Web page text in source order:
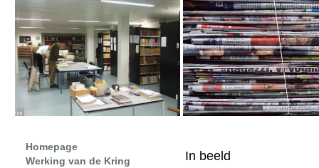
Homepage
Werking van de Kring
In beeld